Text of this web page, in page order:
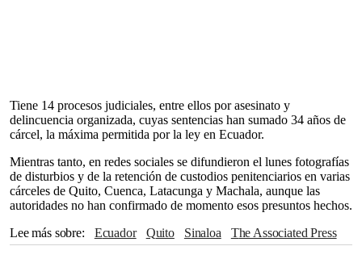
Tiene 14 procesos judiciales, entre ellos por asesinato y
delincuencia organizada, cuyas sentencias han sumado 34 años de
cárcel, la máxima permitida por la ley en Ecuador.
Mientras tanto, en redes sociales se difundieron el lunes fotografías
de disturbios y de la retención de custodios penitenciarios en varias
cárceles de Quito, Cuenca, Latacunga y Machala, aunque las
autoridades no han confirmado de momento esos presuntos hechos.
Lee más sobre
Ecuador Quito Sinaloa The Associated Press